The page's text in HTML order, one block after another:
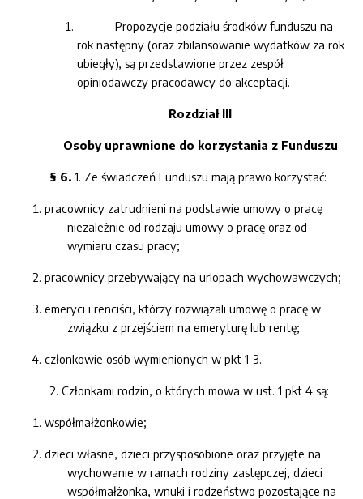
Propozycje podziału środków funduszu na
rok następny (oraz zbilansowanie wydatków za rok
ubiegły), są przedstawione przez zespół
opiniodawczy pracodawcy do akceptacji.
Rozdział III
Osoby uprawnione do korzystania z Funduszu
§ 6. 1. Ze świadczeń Funduszu mają prawo korzystać:
pracownicy zatrudnieni na podstawie umowy o pracę
niezależnie od rodzaju umowy o pracę oraz od
wymiaru czasu pracy;
pracownicy przebywający na urlopach wychowawczych;
emeryci i renciści, którzy rozwiązali umowę o pracę w
związku z przejściem na emeryturę lub rentę;
członkowie osób wymienionych w pkt 1-3.
2. Członkami rodzin, o których mowa w ust. 1 pkt 4 są:
współmałżonkowie;
dzieci własne, dzieci przysposobione oraz przyjęte na
wychowanie w ramach rodziny zastępczej, dzieci
współmałżonka, wnuki i rodzeństwo pozostające na